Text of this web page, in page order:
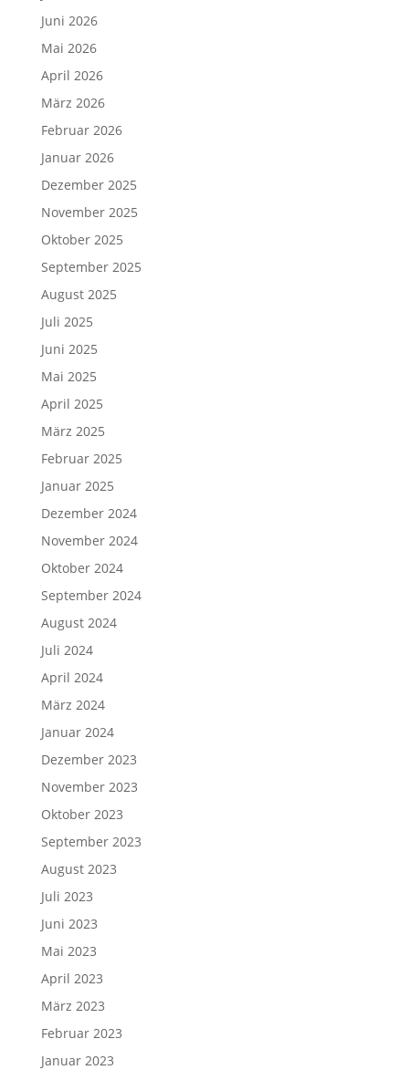
Juni 2026
Mai 2026
April 2026
März 2026
Februar 2026
Januar 2026
Dezember 2025
November 2025
Oktober 2025
September 2025
August 2025
Juli 2025
Juni 2025
Mai 2025
April 2025
März 2025
Februar 2025
Januar 2025
Dezember 2024
November 2024
Oktober 2024
September 2024
August 2024
Juli 2024
April 2024
März 2024
Januar 2024
Dezember 2023
November 2023
Oktober 2023
September 2023
August 2023
Juli 2023
Juni 2023
Mai 2023
April 2023
März 2023
Februar 2023
Januar 2023